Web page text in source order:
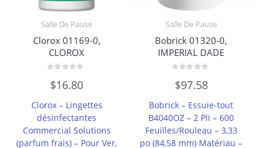
Salle De Pause
Clorox 01169-0,
CLOROX
0
sur
$16.80
Clorox – Lingettes
désinfectantes
Commercial Solutions
(parfum frais) – Pour Ver,
Salle De Pause
Bobrick 01320-0,
IMPERIAL DADE
0
sur
$97.58
Bobrick – Essuie-tout
B4040OZ – 2 Pli – 600
Feuilles/Rouleau – 3,33
po (84,58 mm) Matériau –